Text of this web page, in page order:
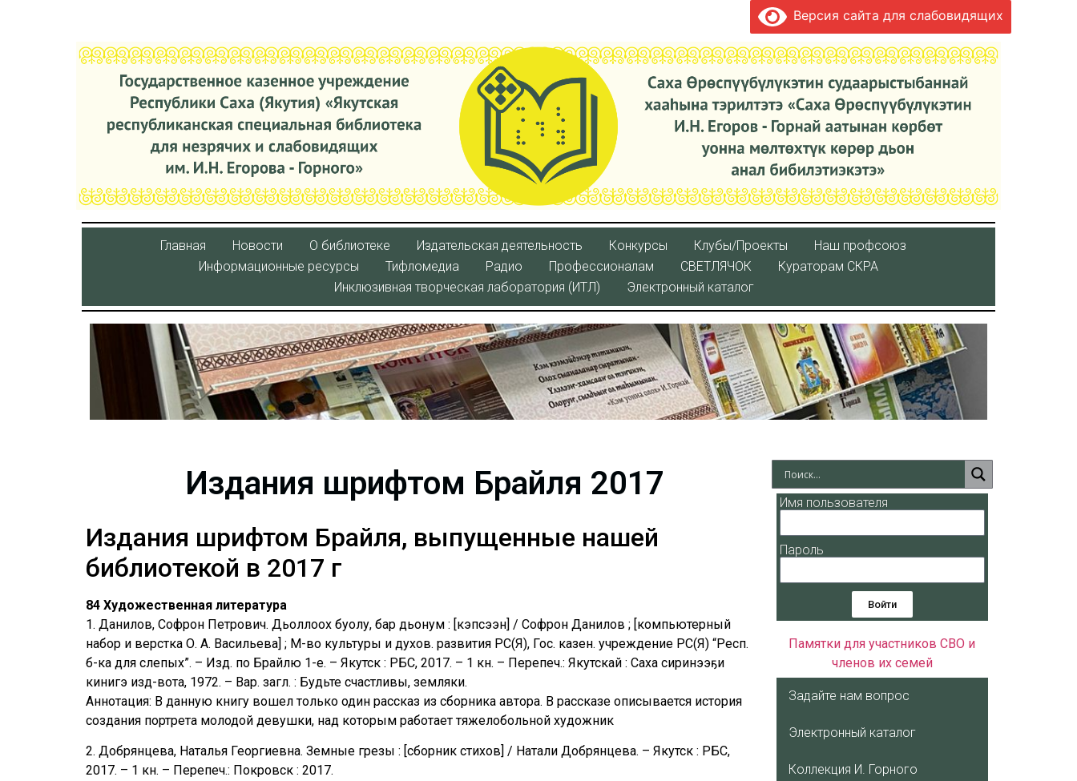
Версия сайта для слабовидящих
Главная Новости О библиотеке Издательская деятельность Конкурсы Клубы/Проекты
Наш профсоюз
Информационные ресурсы
Тифломедиа Радио Профессионалам СВЕТЛЯЧОК
Кураторaм СКРА
Инклюзивная творческая лаборатория (ИТЛ)
Электронный каталог
Издания шрифтом Брайля 2017
Издания шрифтом Брайля, выпущенные нашей
библиотекой в 2017 г
84 Художественная литература
1. Данилов, Софрон Петрович. Дьоллоох буолуҥ, бар дьонум : [кэпсээн] / Софрон Данилов ; [компьютерный
набор и верстка О. А. Васильева] ; М-во культуры и духов. развития РС(Я), Гос. казен. учреждение РС(Я) “Респ.
б-ка для слепых”. – Изд. по Брайлю 1-е. – Якутск : РБС, 2017. – 1 кн. – Перепеч.: Якутскай : Саха сиринээҕи
кинигэ изд-вота, 1972. – Вар. загл. : Будьте счастливы, земляки.
Аннотация: В данную книгу вошел только один рассказ из сборника автора. В рассказе описывается история
создания портрета молодой девушки, над которым работает тяжелобольной художник
2. Добрянцева, Наталья Георгиевна. Земные грезы : [сборник стихов] / Натали Добрянцева. – Якутск : РБС,
2017. – 1 кн. – Перепеч.: Покровск : 2017.
Имя пользователя
Пароль
Войти
Памятки для участников СВО и
членов их семей
Задайте нам вопрос
Электронный каталог
Коллекция И. Горного